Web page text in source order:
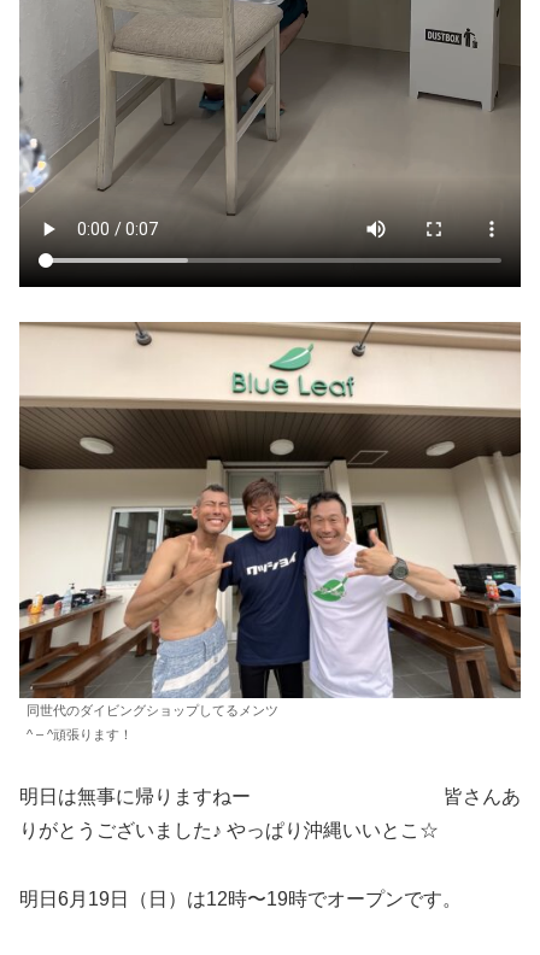
同世代のダイビングショップしてるメンツ
^ – ^頑張ります！
明日は無事に帰りますねー 皆さんあ
りがとうございました♪ やっぱり沖縄いいとこ☆
明日6月19日（日）は12時〜19時でオープンです。